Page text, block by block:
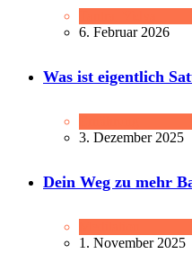
6. Februar 2026
Was ist eigentlich
3. Dezember 2025
Dein Weg zu mehr
1. November 2025